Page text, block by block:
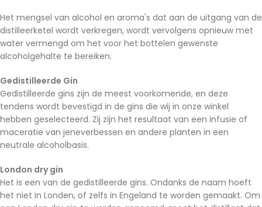
Het mengsel van alcohol en aroma's dat aan de uitgang van de
distilleerketel wordt verkregen, wordt vervolgens opnieuw met
water vermengd om het voor het bottelen gewenste
alcoholgehalte te bereiken.
Gedistilleerde Gin
Gedistilleerde gins zijn de meest voorkomende, en deze
tendens wordt bevestigd in de gins die wij in onze winkel
hebben geselecteerd. Zij zijn het resultaat van een infusie of
maceratie van jeneverbessen en andere planten in een
neutrale alcoholbasis.
London dry gin
Het is een van de gedistilleerde gins. Ondanks de naam hoeft
het niet in Londen, of zelfs in Engeland te worden gemaakt. Om